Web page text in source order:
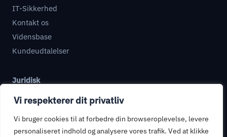
Vi respekterer dit privatliv
Vi bruger cookies til at forbedre din browseroplevelse, levere
personaliseret indhold og analysere vores trafik. Ved at klikke
IT-Sikkerhed
Kontakt os
Vidensbase
Kundeudtalelser
Juridisk
Databehandleraftale
Privatlivspolitik